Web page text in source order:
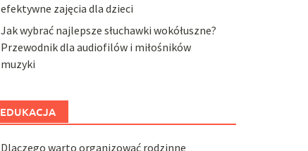
efektywne zajęcia dla dzieci
Jak wybrać najlepsze słuchawki wokółuszne?
Przewodnik dla audiofilów i miłośników
muzyki
EDUKACJA
Dlaczego warto organizować rodzinne